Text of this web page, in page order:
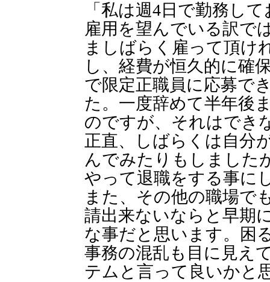
「私は週4日で勤務し
雇用を望んでいる訳で
ましばらく雇って頂け
し、経費が恒久的に確
で限定正職員に応募で
た。一度辞めて半年後
のですが、それはでき
正直、しばらくは自分
んでみたりもしました
やって退職をする事に
また、その他の職場で
請出来ないならと早期
な事だと思います。困
事務の混乱も目に見え
テムと言って良いかと